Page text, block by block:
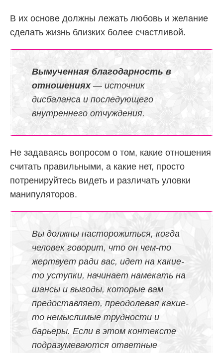
В их основе должны лежать любовь и желание
сделать жизнь близких более счастливой.
Вымученная благодарность в
отношениях— источник
дисбаланса и последующего
внутреннего отчуждения.
Не задаваясь вопросом о том, какие отношения
считать правильными, а какие нет, просто
потренируйтесь видеть и различать уловки
манипуляторов.
Вы должны насторожиться, когда
человек говорит, что он чем-то
жертвует ради вас, идет на какие-
то уступки, начинает намекать на
шансы и выгоды, которые вам
предоставляет, преодолевая какие-
то немыслимые трудности и
барьеры. Если в этом контексте
подразумеваются ответные